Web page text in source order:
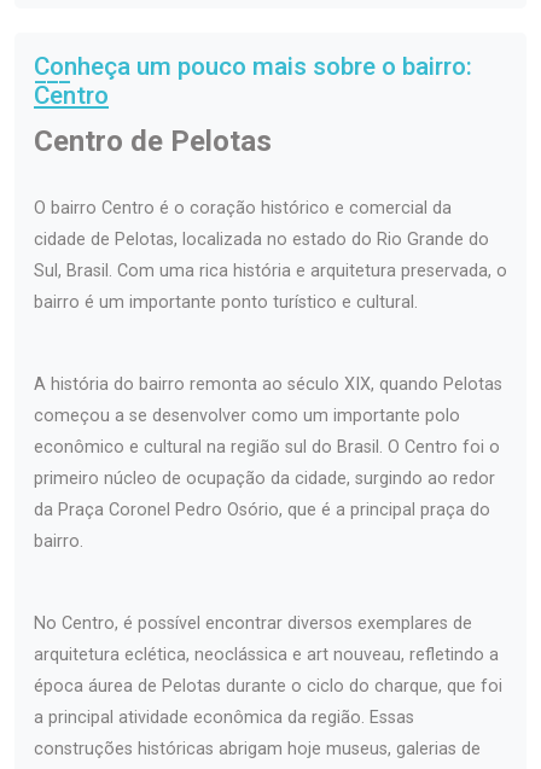
Conheça um pouco mais sobre o bairro:
Centro
Centro de Pelotas
O bairro Centro é o coração histórico e comercial da
cidade de Pelotas, localizada no estado do Rio Grande do
Sul, Brasil. Com uma rica história e arquitetura preservada, o
bairro é um importante ponto turístico e cultural.
A história do bairro remonta ao século XIX, quando Pelotas
começou a se desenvolver como um importante polo
econômico e cultural na região sul do Brasil. O Centro foi o
primeiro núcleo de ocupação da cidade, surgindo ao redor
da Praça Coronel Pedro Osório, que é a principal praça do
bairro.
No Centro, é possível encontrar diversos exemplares de
arquitetura eclética, neoclássica e art nouveau, refletindo a
época áurea de Pelotas durante o ciclo do charque, que foi
a principal atividade econômica da região. Essas
construções históricas abrigam hoje museus, galerias de